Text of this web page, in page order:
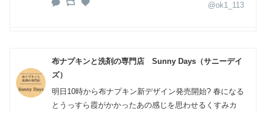
@ok1_113
布ナプキンと洗剤の専門店 Sunny Days（サニーデイ
ズ）
明日10時から布ナプキン新デザイン発売開始? 春になる
とうっすら霞がかかったあの感じを思わせるくすみカ